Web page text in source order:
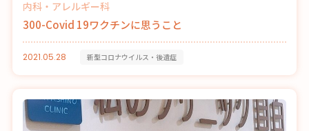
内科・アレルギー科
300-Covid 19ワクチンに思うこと
2021.05.28 新型コロナウイルス・後遺症